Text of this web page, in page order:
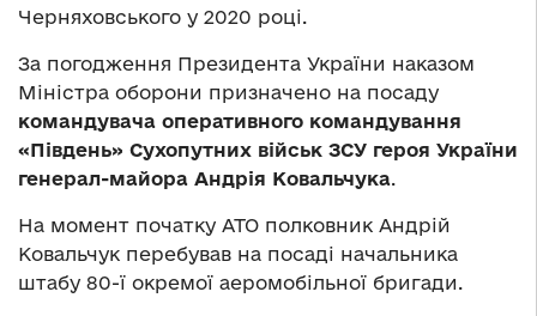
Черняховського у 2020 році.
За погодження Президента України наказом
Міністра оборони призначено на посаду
командувача оперативного командування
«Південь» Сухопутних військ ЗСУ героя України
генерал-майора Андрія Ковальчука
На момент початку АТО полковник Андрій
Ковальчук перебував на посаді начальника
штабу 80-ї окремої аеромобільної бригади.